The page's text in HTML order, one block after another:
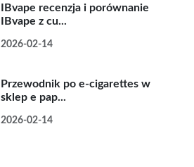
IBvape recenzja i porównanie
IBvape z cu...
2026-02-14
Przewodnik po e-cigarettes w
sklep e pap...
2026-02-14